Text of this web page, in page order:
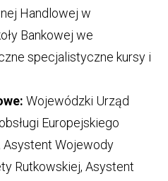
Handlowej w
Bankowej we
specjalistyczne kursy i
Wojewódzki Urząd
Europejskiego
Asystent Wojewody
Rutkowskiej, Asystent